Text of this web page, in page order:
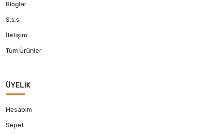
Bloglar
S.s.s
İletişim
Tüm Ürünler
ÜYELIK
Hesabım
Sepet